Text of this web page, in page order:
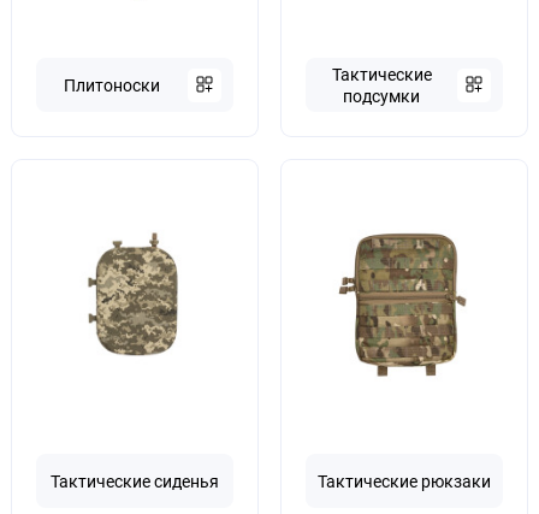
Плитоноски
Тактические
подсумки
Тактические сиденья Тактические рюкзаки